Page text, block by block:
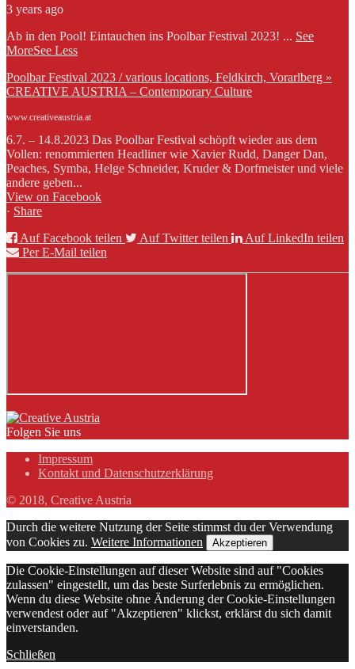
3 years ago
Ab in den Pool! Eintauchen ins Poolbar Festival 2023! ... See
MoreSee Less
Poolbar Festival 2023 / various locations, Feldkirch, Vorarlberg »
CREATIVE AUSTRIA – Contemporary Culture
www.creativeaustria.at
6.7. – 14.8.2023 Das Poolbar Festival schöpft wieder aus dem
Vollen: renommierten Headliner wie Xavier Rudd, Danger Dan,
Peaches, Symba, Helge Schneider, Kruder & Dorfmeister und viele
andere geben...
View on Facebook
· Share
Auf Facebook teilen
Auf Twitter teilen
Auf LinkedIn teilen
Per E-Mail teilen
Folgen Sie uns
Impressum
Kontakt und Datenschutzerklärung
© 2018, Creative Austria
Durch die weitere Nutzung der Seite stimmst du der Verwendung
von Cookies zu. Weitere Informationen Akzeptieren
Die Cookie-Einstellungen auf dieser Website sind auf "Cookies
zulassen" eingestellt, um das beste Surferlebnis zu ermöglichen.
Wenn du diese Website ohne Änderung der Cookie-Einstellungen
verwendest oder auf "Akzeptieren" klickst, erklärst du sich damit
einverstanden.
Schließen